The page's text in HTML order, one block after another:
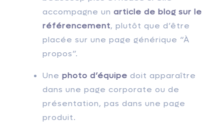
accompagne un article de blog sur le
référencement, plutôt que d’être
placée sur une page générique “À
propos”.
Une photo d’équipe doit apparaître
dans une page corporate ou de
présentation, pas dans une page
produit.